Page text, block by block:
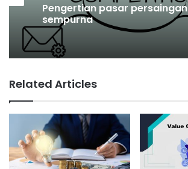
Pengertian pasar persaingan
sempurna
Related Articles